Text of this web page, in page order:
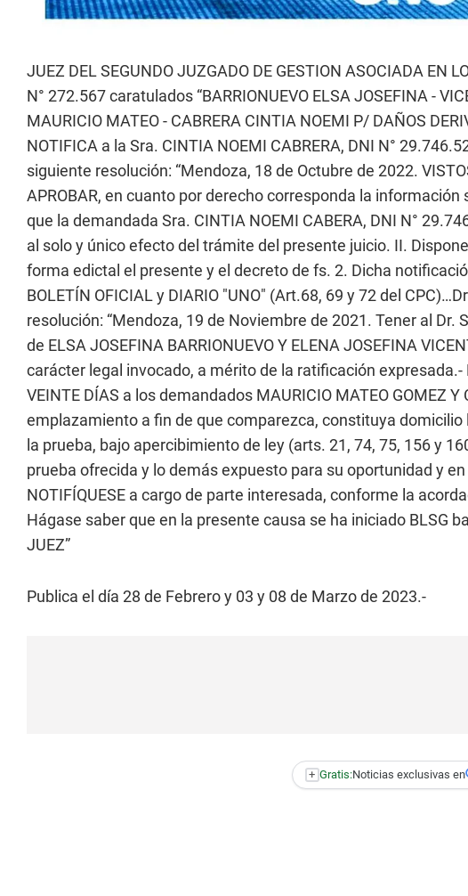
JUEZ DEL SEGUNDO JUZGADO DE GESTION ASOCIADA EN
N° 272.567 caratulados “BARRIONUEVO ELSA JOSEFINA -
MAURICIO MATEO - CABRERA CINTIA NOEMI P/ DAÑOS
NOTIFICA a la Sra. CINTIA NOEMI CABRERA, DNI N°
siguiente resolución: “Mendoza, 18 de Octubre de 2022.
APROBAR, en cuanto por derecho corresponda la
que la demandada Sra. CINTIA NOEMI CABERA, DNI N°
al solo y único efecto del trámite del presente juicio. II.
forma edictal el presente y el decreto de fs. 2. Dicha
BOLETÍN OFICIAL y DIARIO "UNO" (Art.68, 69 y 72 del
resolución: “Mendoza, 19 de Noviembre de 2021. Tener al
de ELSA JOSEFINA BARRIONUEVO Y ELENA JOSEFINA
carácter legal invocado, a mérito de la ratificación
VEINTE DÍAS a los demandados MAURICIO MATEO GOMEZ
emplazamiento a fin de que comparezca, constituya
la prueba, bajo apercibimiento de ley (arts. 21, 74, 75, 156 y
prueba ofrecida y lo demás expuesto para su oportunidad y
NOTIFÍQUESE a cargo de parte interesada, conforme la
Hágase saber que en la presente causa se ha iniciado BLSG
JUEZ”
Publica el día 28 de Febrero y 03 y 08 de Marzo de 2023.-
+ Gratis:Noticias exclusivas en